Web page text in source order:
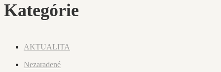
Kategórie
AKTUALITA
Nezaradené